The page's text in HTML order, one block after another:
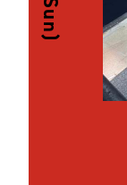
(Sun)